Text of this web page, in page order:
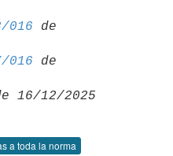
016 de
016 de
16/12/2025
a toda la norma